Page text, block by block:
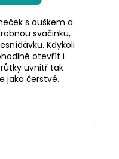
s ouškem a
svačinku,
Kdykoli
otevřít i
uvnitř tak
jako čerstvé.